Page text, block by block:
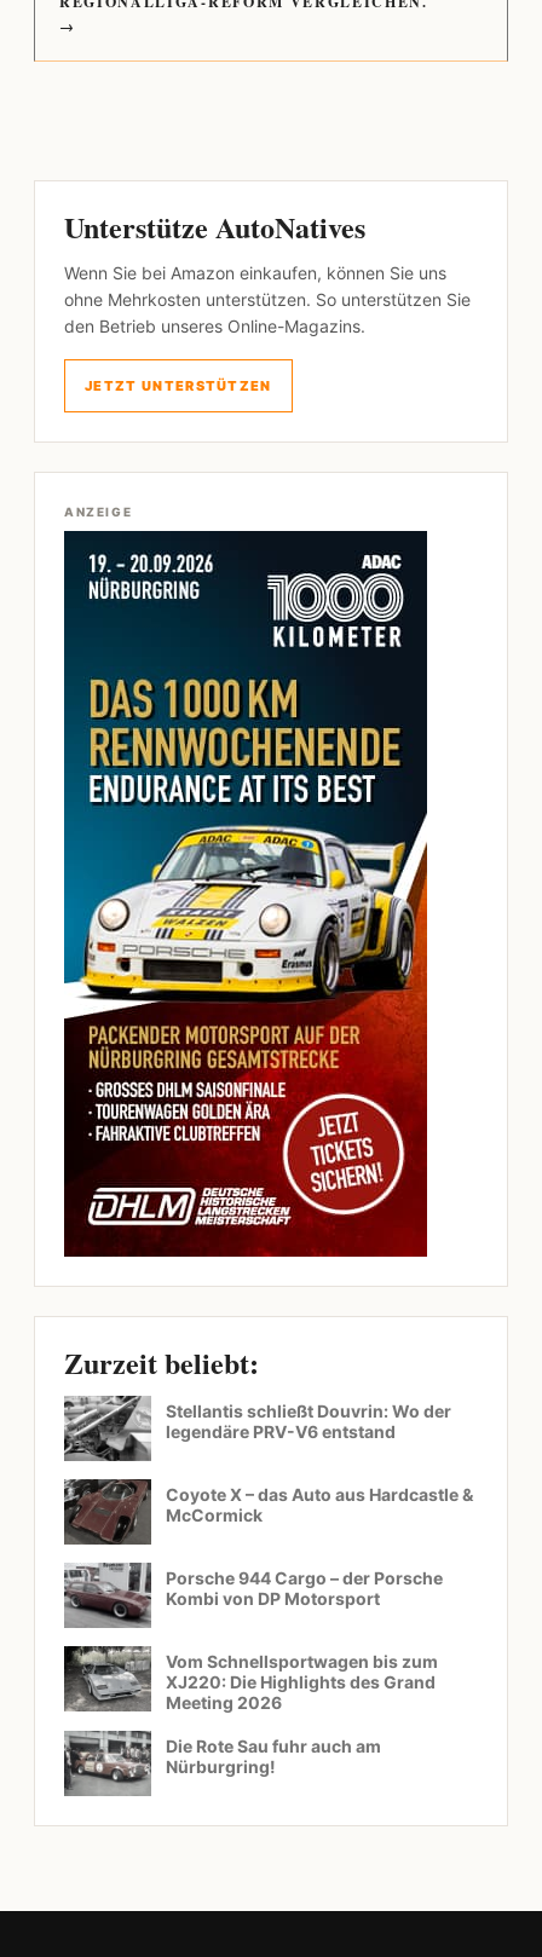
→
Unterstütze AutoNatives
Wenn Sie bei Amazon einkaufen, können Sie uns
ohne Mehrkosten unterstützen. So unterstützen Sie
den Betrieb unseres Online-Magazins.
JETZT UNTERSTÜTZEN
ANZEIGE
Zurzeit beliebt:
Stellantis schließt Douvrin: Wo der
legendäre PRV-V6 entstand
Coyote X – das Auto aus Hardcastle &
McCormick
Porsche 944 Cargo – der Porsche
Kombi von DP Motorsport
Vom Schnellsportwagen bis zum
XJ220: Die Highlights des Grand
Meeting 2026
Die Rote Sau fuhr auch am
Nürburgring!